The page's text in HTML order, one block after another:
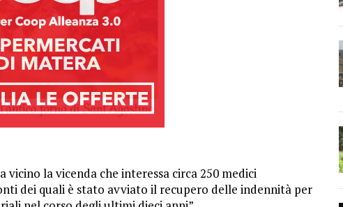
la vicenda che interessa circa 250 medici
dei quali è stato avviato il recupero delle indennità per